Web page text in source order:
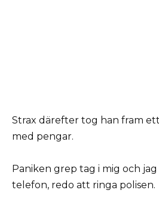
Strax därefter tog han fram
med pengar.
Paniken grep tag i mig och
telefon, redo att ringa polisen.